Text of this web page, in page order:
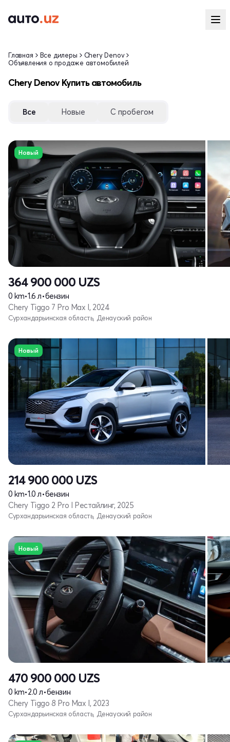
Главная Все дилеры
Chery Denov
Объявления о продаже автомобилей
Chery Denov Купить автомобиль
Все Новые С пробегом
Новый
364 900 000 UZS
0 km•1.6 л•бензин
Chery Tiggo 7 Pro Max I, 2024
Сурхандарьинская область, Денауский район
Новый
214 900 000 UZS
0 km•1.0 л•бензин
Chery Tiggo 2 Pro I Рестайлинг, 2025
Сурхандарьинская область, Денауский район
Новый
470 900 000 UZS
0 km•2.0 л•бензин
Chery Tiggo 8 Pro Max I, 2023
Сурхандарьинская область, Денауский район